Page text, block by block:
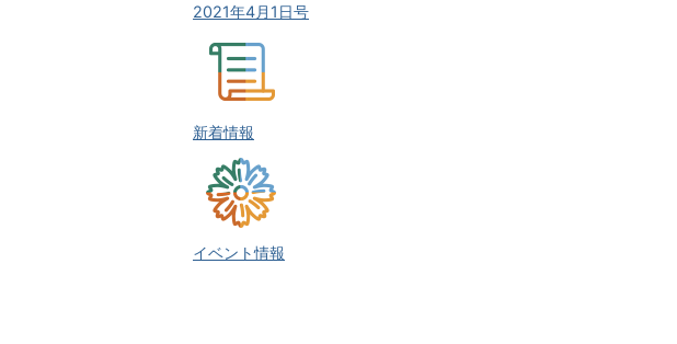
2021年4月1日号
新着情報
イベント情報